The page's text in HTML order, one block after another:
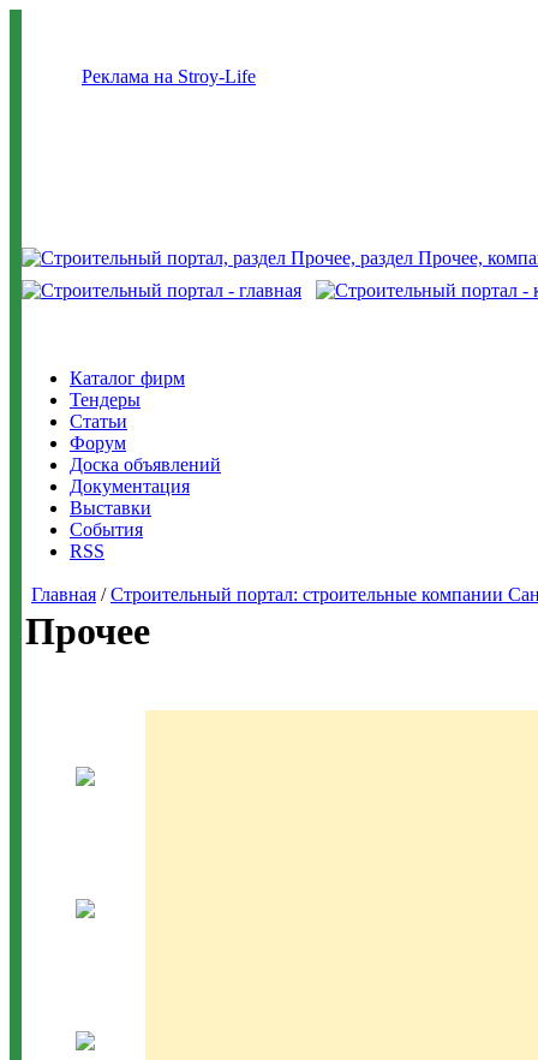
Реклама на Stroy-Life
Каталог фирм
Тендеры
Статьи
Форум
Доска объявлений
Документация
Выставки
События
RSS
Главная /Строительный портал: строительные компании
Прочее